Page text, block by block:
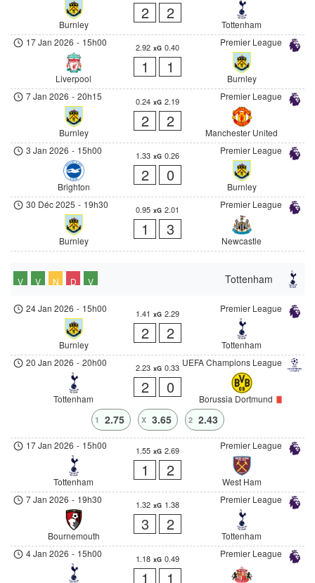
Burnley
2 2
Tottenham
Premier League
17 Jan 2026 - 15h00
Liverpool
2.92 xG 0.40
1 1
Burnley
Premier League
7 Jan 2026 - 20h15
Burnley
0.24 xG 2.19
2 2
Manchester United
Premier League
3 Jan 2026 - 15h00
Brighton
1.33 xG 0.26
2 0
Burnley
Premier League
30 Déc 2025 - 19h30
Burnley
0.95 xG 2.01
1 3
Newcastle
Tottenham
V V N D V
Premier League
24 Jan 2026 - 15h00
Burnley
1.41 xG 2.29
2 2
Tottenham
UEFA Champions League
20 Jan 2026 - 20h00
Tottenham
2.23 xG 0.33
2 0
Borussia Dortmund
1 2.75 X 3.65 2 2.43
Premier League
17 Jan 2026 - 15h00
Tottenham
1.55 xG 2.69
1 2
West Ham
Premier League
7 Jan 2026 - 19h30
Bournemouth
1.32 xG 1.38
3 2
Tottenham
Premier League
4 Jan 2026 - 15h00 1.18 xG 0.49
1 1